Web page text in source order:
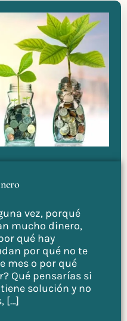
vez, porqué
mucho dinero,
qué hay
por qué no te
mes o por qué
Qué pensarías si
solución y no
[…]